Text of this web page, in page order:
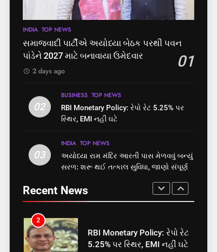
પાસ, વિપક્ષનો ઉગ્ર હોબાળો
INDIA TOP NEWS
8
શું તમારું મધ કે ઘી ખરેખર શુદ્ધ
છે? FSSAIએ ડાબરના દાવાઓની
1
સમાજવાદી પાર્ટીએ અયોધ્યા
બેઠક પરથી પવન પાંડેને 2027
2
RBI Monetary Policy: રેપો રેટ
5.25% પર સ્થિર, EMI નહીં ઘટે
3
અયોધ્યા રામ મંદિર આરતી પાસ
મેળવવું બન્યું સરળ: શરૂ થઈ
INDIA TOP NEWS
સમાજવાદી પાર્ટીએ અયોધ્યા બેઠક પરથી પવન
પાંડેને 2027 માટે બનાવાયા ઉમેદવાર
01
2 days ago
02
BUSINESS TOP NEWS
RBI Monetary Policy: રેપો રેટ 5.25% પર
સ્થિર, EMI નહીં ઘટે
03
INDIA TOP NEWS
અયોધ્યા રામ મંદિર આરતી પાસ મેળવવું બન્યું
સરળ: શરૂ થઈ તત્કાલ સુવિધા, જાણો સંપૂર્ણ
Recent News
પ્રક્રિયા બની સરળ
GUJARAT TOP NEWS
7
રાજ્યસભામાં ‘જન્મ અને મૃત્યુ
નોંધણી બિલ2026’ ધ્વનિમતથી
શું તમારું મધ કે ઘી ખરેખર શુદ્ધ
છે? FSSAIએ ડાબરના દાવાઓની
1
સમાજવાદી પાર્ટીએ અયોધ્યા
બેઠક પરથી પવન પાંડેને 2027
માટે બનાવાયા ઉમેદવાર
2
RBI Monetary Policy: રેપો રેટ
5.25% પર સ્થિર, EMI નહીં ઘટે